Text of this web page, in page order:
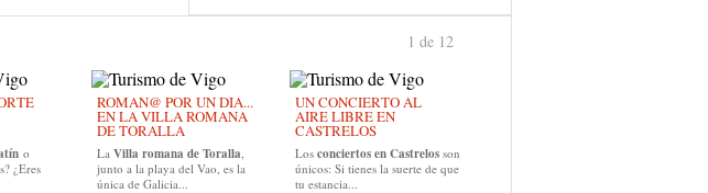
o
¿Eres
ROMAN@ POR UN DIA...
EN LA VILLA ROMANA
DE TORALLA
La Villa romana de Toralla,
junto a la playa del Vao, es la
única de Galicia...
UN CONCIERTO AL
AIRE LIBRE EN
CASTRELOS
Los conciertos en Castrelos son
únicos: Si tienes la suerte de que
tu estancia...
1 de 12